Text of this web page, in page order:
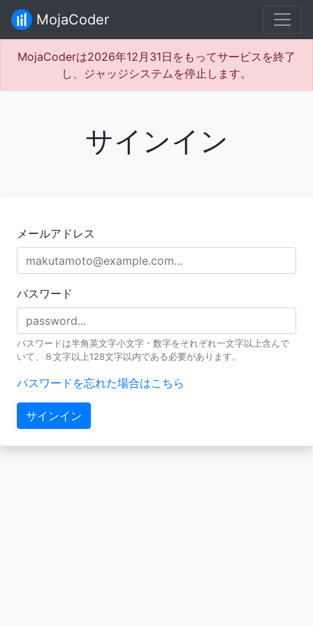
MojaCoder
MojaCoderは2026年12月31日をもってサービスを終了
し、ジャッジシステムを停止します。
サインイン
メールアドレス
パスワード
パスワードは半角英文字小文字・数字をそれぞれ一文字以上含んで
いて、８文字以上128文字以内である必要があります。
パスワードを忘れた場合はこちら
サインイン